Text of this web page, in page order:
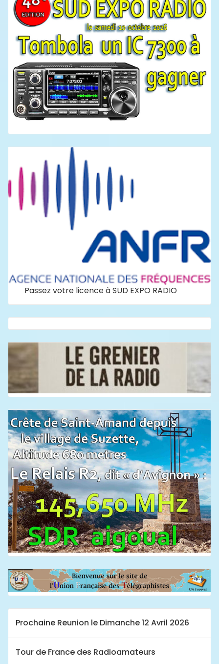
Passez votre licence à SUD EXPO RADIO
Prochaine Reunion le Dimanche 12 Avril 2026
Tour de France des Radioamateurs